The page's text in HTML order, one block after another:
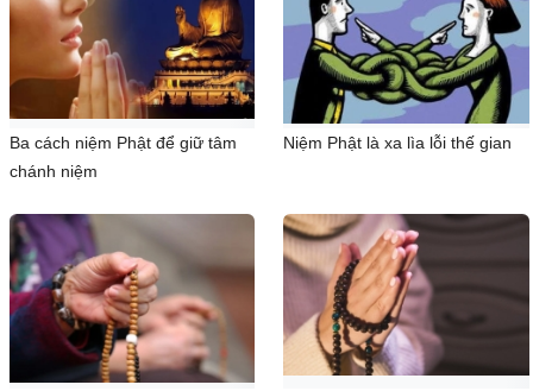
Ba cách niệm Phật để giữ tâm
chánh niệm
Niệm Phật là xa lìa lỗi thế gian